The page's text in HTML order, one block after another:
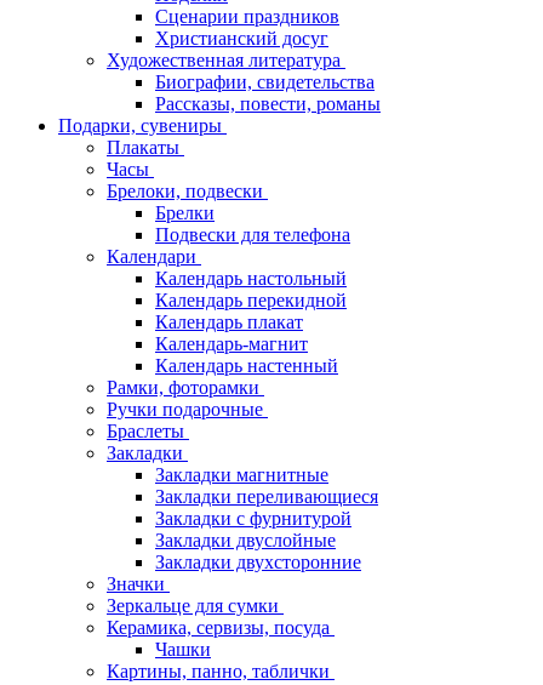
Сценарии праздников
Христианский досуг
Художественная литература
Биографии, свидетельства
Рассказы, повести, романы
Подарки, сувениры
Плакаты
Часы
Брелоки, подвески
Брелки
Подвески для телефона
Календари
Календарь настольный
Календарь перекидной
Календарь плакат
Календарь-магнит
Календарь настенный
Рамки, фоторамки
Ручки подарочные
Браслеты
Закладки
Закладки магнитные
Закладки переливающиеся
Закладки с фурнитурой
Закладки двуслойные
Закладки двухсторонние
Значки
Зеркальце для сумки
Керамика, сервизы, посуда
Чашки
Картины, панно, таблички